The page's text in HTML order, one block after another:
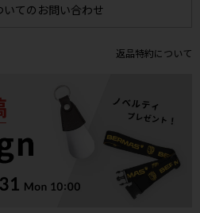
いてのお問い合わせ
返品特約について